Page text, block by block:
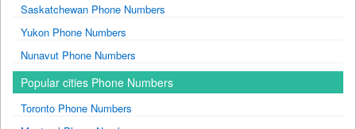
Saskatchewan Phone Numbers
Yukon Phone Numbers
Nunavut Phone Numbers
Popular cities Phone Numbers
Toronto Phone Numbers